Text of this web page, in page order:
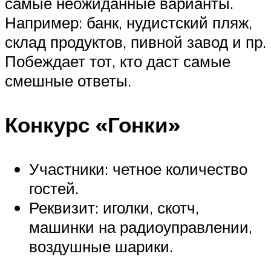
Например: банк, нудистский пляж,
склад продуктов, пивной завод и пр.
Побеждает тот, кто даст самые
смешные ответы.
Конкурс «Гонки»
Участники: четное количество
гостей.
Реквизит: иголки, скотч,
машинки на радиоуправлении,
воздушные шарики.